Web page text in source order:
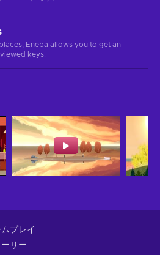
Eneba allows you to get an
keys.
プレイ
ーリー